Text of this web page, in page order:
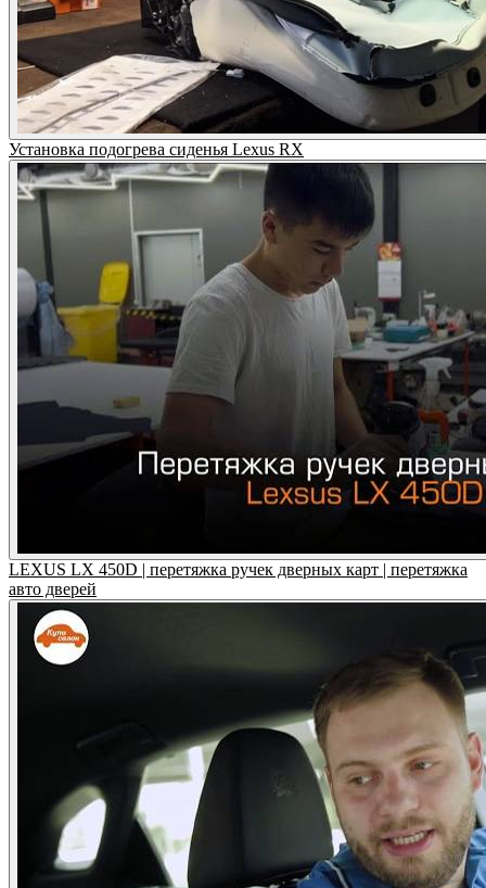
Установка подогрева сиденья Lexus RX
LEXUS LX 450D | перетяжка ручек дверных карт | перетяжка
авто дверей